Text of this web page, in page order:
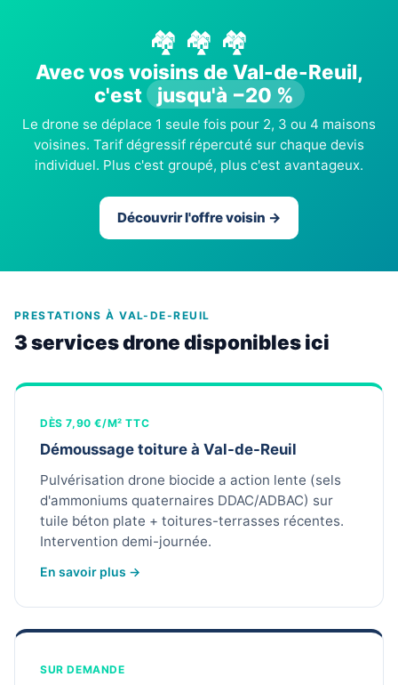
🏘️ 🏘️ 🏘️
Avec vos voisins de Val-de-Reuil,
c'est
jusqu'à −20 %
Le drone se déplace 1 seule fois pour 2, 3 ou 4 maisons
voisines. Tarif dégressif répercuté sur chaque devis
individuel. Plus c'est groupé, plus c'est avantageux.
Découvrir l'offre voisin →
PRESTATIONS À VAL-DE-REUIL
3 services drone disponibles ici
DÈS 7,90 €/M² TTC
Démoussage toiture à Val-de-Reuil
Pulvérisation drone biocide a action lente (sels
d'ammoniums quaternaires DDAC/ADBAC) sur
tuile béton plate + toitures-terrasses récentes.
Intervention demi-journée.
En savoir plus →
SUR DEMANDE